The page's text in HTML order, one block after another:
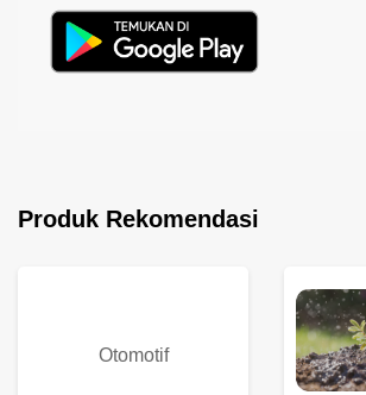
Produk Rekomendasi
Otomotif